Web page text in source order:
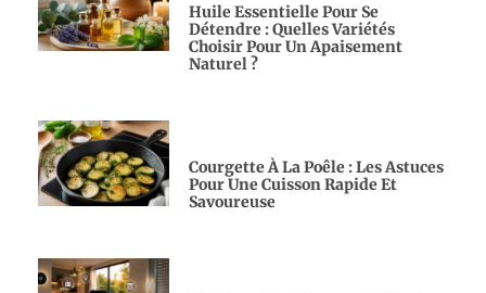
Huile Essentielle Pour Se
Détendre : Quelles Variétés
Choisir Pour Un Apaisement
Naturel ?
Courgette À La Poêle : Les Astuces
Pour Une Cuisson Rapide Et
Savoureuse